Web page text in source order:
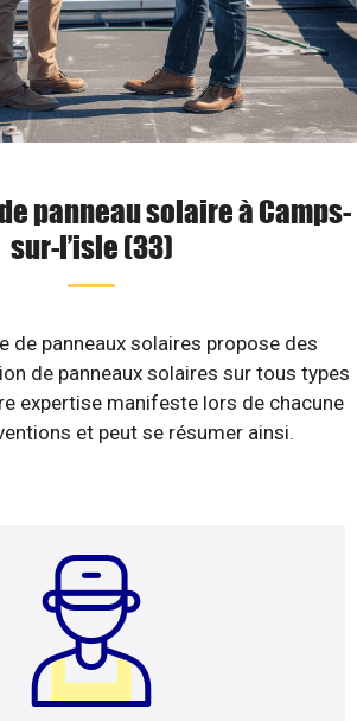
panneau solaire à Camps-
sur-l’isle (33)
de panneaux solaires propose des
de panneaux solaires sur tous types
expertise manifeste lors de chacune
et peut se résumer ainsi.